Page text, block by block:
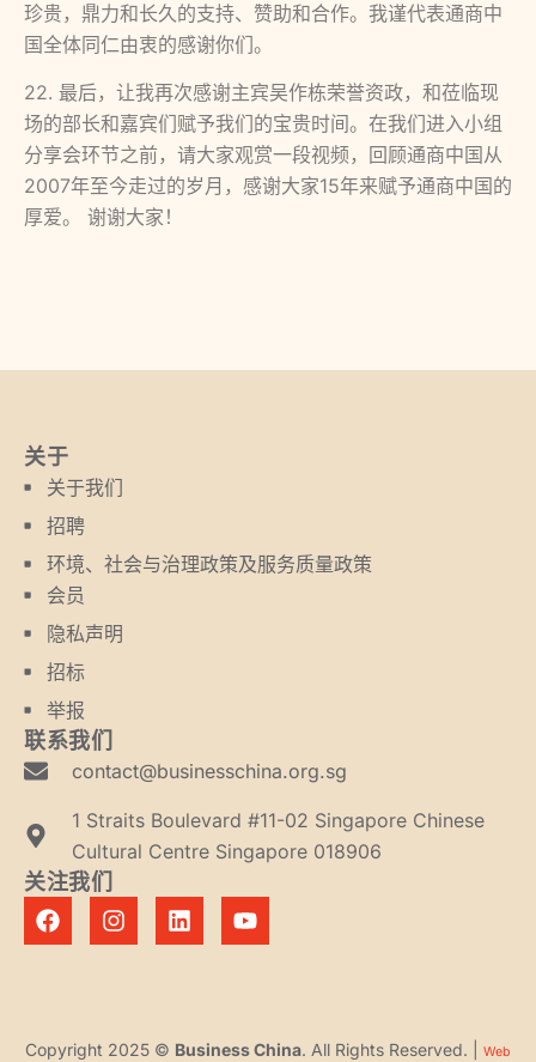
珍贵，鼎力和长久的支持、赞助和合作。我谨代表通商中
国全体同仁由衷的感谢你们。
22. 最后，让我再次感谢主宾吴作栋荣誉资政，和莅临现
场的部长和嘉宾们赋予我们的宝贵时间。在我们进入小组
分享会环节之前，请大家观赏一段视频，回顾通商中国从
2007年至今走过的岁月，感谢大家15年来赋予通商中国的
厚爱。 谢谢大家！
关于
关于我们
招聘
环境、社会与治理政策及服务质量政策
会员
隐私声明
招标
举报
联系我们
contact@businesschina.org.sg
1 Straits Boulevard #11-02 Singapore Chinese
Cultural Centre Singapore 018906
关注我们
Copyright 2025 © Business China. All Rights Reserved. | Web